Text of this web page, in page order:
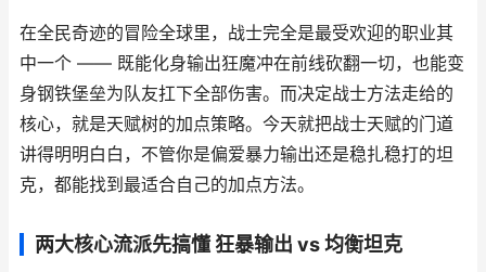
在全民奇迹的冒险全球里，战士完全是最受欢迎的职业其
中一个 —— 既能化身输出狂魔冲在前线砍翻一切，也能变
身钢铁堡垒为队友扛下全部伤害。而决定战士方法走给的
核心，就是天赋树的加点策略。今天就把战士天赋的门道
讲得明明白白，不管你是偏爱暴力输出还是稳扎稳打的坦
克，都能找到最适合自己的加点方法。
两大核心流派先搞懂 狂暴输出 vs 均衡坦克